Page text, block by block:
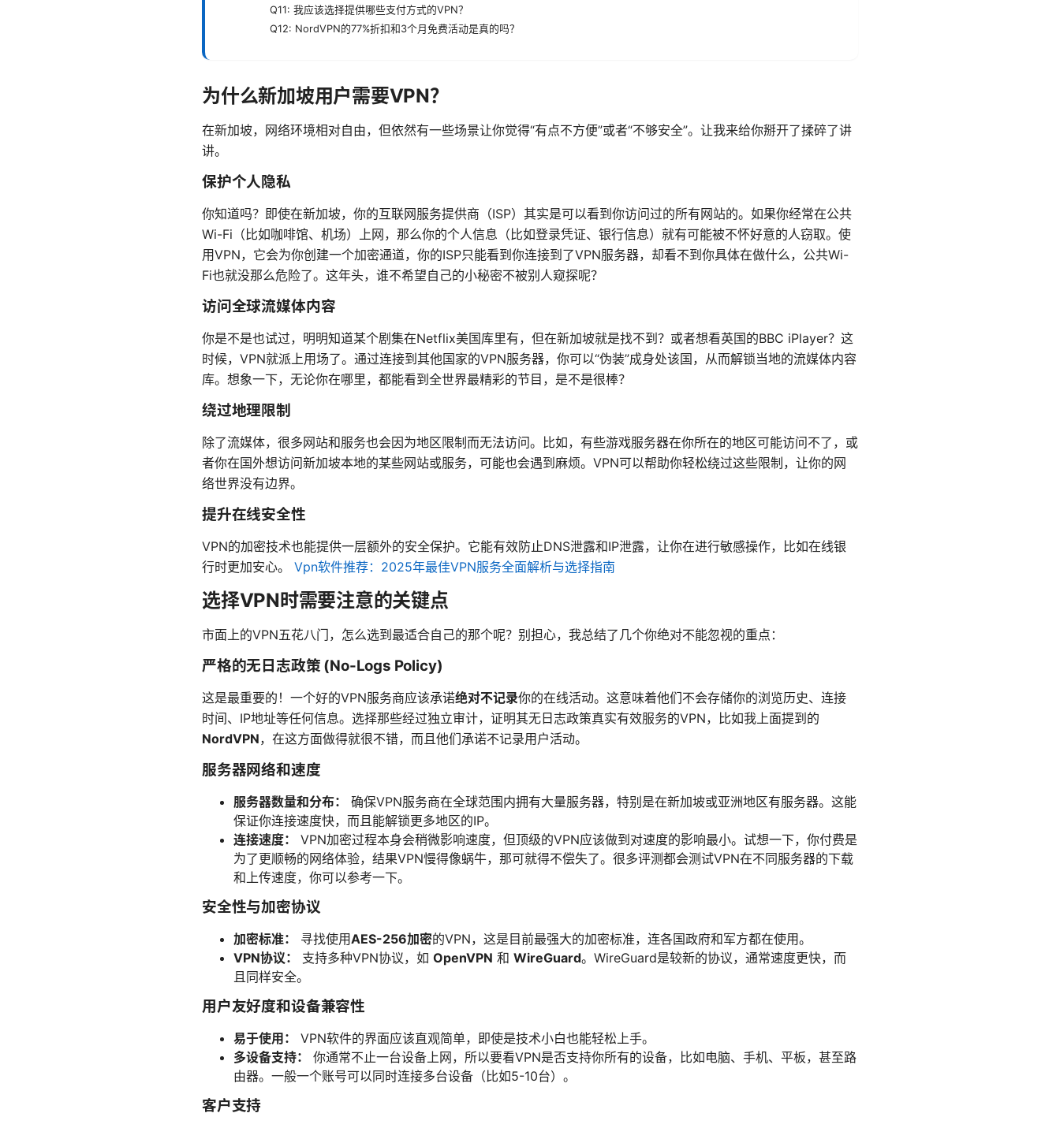
Q11: 我应该选择提供哪些支付方式的VPN？
Q12: NordVPN的77%折扣和3个月免费活动是真的吗？
为什么新加坡用户需要VPN？
在新加坡，网络环境相对自由，但依然有一些场景让你觉得“有点不方便”或者“不够安全”。让我来给你掰开了揉碎了讲
讲。
保护个人隐私
你知道吗？即使在新加坡，你的互联网服务提供商（ISP）其实是可以看到你访问过的所有网站的。如果你经常在公共
Wi-Fi（比如咖啡馆、机场）上网，那么你的个人信息（比如登录凭证、银行信息）就有可能被不怀好意的人窃取。使
用VPN，它会为你创建一个加密通道，你的ISP只能看到你连接到了VPN服务器，却看不到你具体在做什么，公共Wi-
Fi也就没那么危险了。这年头，谁不希望自己的小秘密不被别人窥探呢？
访问全球流媒体内容
你是不是也试过，明明知道某个剧集在Netflix美国库里有，但在新加坡就是找不到？或者想看英国的BBC iPlayer？这
时候，VPN就派上用场了。通过连接到其他国家的VPN服务器，你可以“伪装”成身处该国，从而解锁当地的流媒体内容
库。想象一下，无论你在哪里，都能看到全世界最精彩的节目，是不是很棒？
绕过地理限制
除了流媒体，很多网站和服务也会因为地区限制而无法访问。比如，有些游戏服务器在你所在的地区可能访问不了，或
者你在国外想访问新加坡本地的某些网站或服务，可能也会遇到麻烦。VPN可以帮助你轻松绕过这些限制，让你的网
络世界没有边界。
提升在线安全性
VPN的加密技术也能提供一层额外的安全保护。它能有效防止DNS泄露和IP泄露，让你在进行敏感操作，比如在线银
行时更加安心。 Vpn软件推荐：2025年最佳VPN服务全面解析与选择指南
选择VPN时需要注意的关键点
市面上的VPN五花八门，怎么选到最适合自己的那个呢？别担心，我总结了几个你绝对不能忽视的重点：
严格的无日志政策 (No-Logs Policy)
这是最重要的！一个好的VPN服务商应该承诺绝对不记录你的在线活动。这意味着他们不会存储你的浏览历史、连接
时间、IP地址等任何信息。选择那些经过独立审计，证明其无日志政策真实有效服务的VPN，比如我上面提到的
NordVPN，在这方面做得就很不错，而且他们承诺不记录用户活动。
服务器网络和速度
服务器数量和分布：
确保VPN服务商在全球范围内拥有大量服务器，特别是在新加坡或亚洲地区有服务器。这能
保证你连接速度快，而且能解锁更多地区的IP。
连接速度：
VPN加密过程本身会稍微影响速度，但顶级的VPN应该做到对速度的影响最小。试想一下，你付费是
为了更顺畅的网络体验，结果VPN慢得像蜗牛，那可就得不偿失了。很多评测都会测试VPN在不同服务器的下载
和上传速度，你可以参考一下。
安全性与加密协议
加密标准： 寻找使用AES-256加密的VPN，这是目前最强大的加密标准，连各国政府和军方都在使用。
VPN协议：
支持多种VPN协议，如 OpenVPN 和 WireGuard。WireGuard是较新的协议，通常速度更快，而
且同样安全。
用户友好度和设备兼容性
易于使用：
VPN软件的界面应该直观简单，即使是技术小白也能轻松上手。
多设备支持：
你通常不止一台设备上网，所以要看VPN是否支持你所有的设备，比如电脑、手机、平板，甚至路
由器。一般一个账号可以同时连接多台设备（比如5-10台）。
客户支持